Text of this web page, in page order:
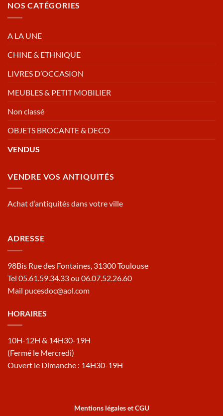
NOS CATÉGORIES
A LA UNE
CHINE & ETHNIQUE
LIVRES D’OCCASION
MEUBLES & PETIT MOBILIER
Non classé
OBJETS BROCANTE & DECO
VENDUS
VENDRE VOS ANTIQUITÉS
Achat d’antiquités dans votre ville
ADRESSE
98Bis Rue des Fontaines, 31300 Toulouse
Tel 05.61.59.34.33 ou 06.07.52.26.60
Mail pucesdoc@aol.com
HORAIRES
10H-12H & 14H30-19H
(Fermé le Mercredi)
Ouvert le Dimanche : 14H30-19H
Mentions légales et CGU